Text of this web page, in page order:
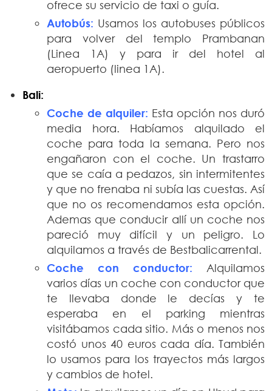
ofrece su servicio de taxi o guía.
Autobús: Usamos los autobuses públicos
para volver del templo Prambanan
(Linea 1A) y para ir del hotel al
aeropuerto (linea 1A).
Bali:
Coche de alquiler: Esta opción nos duró
media hora. Habíamos alquilado el
coche para toda la semana. Pero nos
engañaron con el coche. Un trastarro
que se caía a pedazos, sin intermitentes
y que no frenaba ni subía las cuestas. Así
que no os recomendamos esta opción.
Ademas que conducir allí un coche nos
pareció muy difícil y un peligro. Lo
alquilamos a través de Bestbalicarrental.
Coche con conductor: Alquilamos
varios días un coche con conductor que
te llevaba donde le decías y te
esperaba en el parking mientras
visitábamos cada sitio. Más o menos nos
costó unos 40 euros cada día. También
lo usamos para los trayectos más largos
y cambios de hotel.